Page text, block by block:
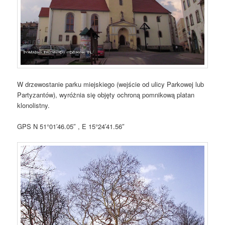
W drzewostanie parku miejskiego (wejście od ulicy Parkowej lub
Partyzantów), wyróżnia się objęty ochroną pomnikową platan
klonolistny.
GPS N 51°01′46.05″ , E 15°24′41.56″